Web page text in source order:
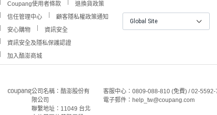
Coupang使用者條款
退換貨政策
信任管理中心
顧客隱私權政策通知
安心購物
資訊安全
資訊安全及隱私保護認證
加入酷澎商城
Global Site
公司名稱：酷澎股份有
限公司
聯繫地址：11049 台北
客服中心：0809-088-810 (免費) / 02-
電子郵件：help_tw@coupang.com